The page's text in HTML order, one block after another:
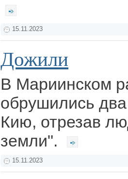
15.11.2023
Дожили
В Мариинском
обрушились
Кию, отрезав
земли".
15.11.2023